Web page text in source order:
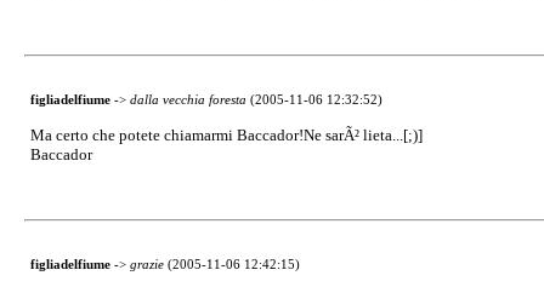
figliadelfiume-> dalla vecchia foresta (2005-11-06 12:32:52)
Ma certo che potete chiamarmi Baccador!Ne sarÃ² lieta...[;)]
Baccador
figliadelfiume-> grazie (2005-11-06 12:42:15)